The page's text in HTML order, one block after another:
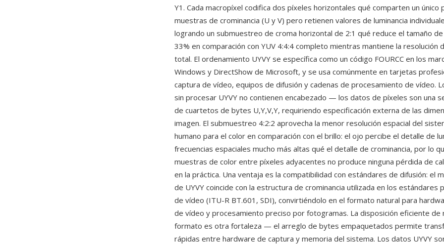
Y1. Cada macropíxel codifica dos píxeles horizontales qué comparten un único
muestras de crominancia (U y V) pero retienen valores de luminancia
logrando un submuestreo de croma horizontal de 2:1 qué reduce el tamaño
33% en comparación con YUV 4:4:4 completo mientras mantiene la resolución
total. El ordenamiento UYVY se específica como un código FOURCC en los
Windows y DirectShow de Microsoft, y se usa comúnmente en tarjetas
captura de vídeo, equipos de difusión y cadenas de procesamiento de vídeo.
sin procesar UYVY no contienen encabezado — los datos de píxeles son una
de cuartetos de bytes U,Y,V,Y, requiriendo especificación externa de las
imagen. El submuestreo 4:2:2 aprovecha la menor resolución espacial del
humano para el color en comparación con el brillo: el ojo percibe el detalle de
frecuencias espaciales mucho más altas qué el detalle de crominancia, por lo
muestras de color entre píxeles adyacentes no produce ninguna pérdida de
en la práctica. Una ventaja es la compatibilidad con estándares de difusión: el
de UYVY coincide con la estructura de crominancia utilizada en los estándares
de vídeo (ITU-R BT.601, SDI), convirtiéndolo en el formato natural para
de vídeo y procesamiento preciso por fotogramas. La disposición eficiente de
formato es otra fortaleza — el arreglo de bytes empaquetados permite
rápidas entre hardware de captura y memoria del sistema. Los datos UYVY